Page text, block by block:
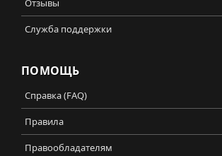
Отзывы
Служба поддержки
ПОМОЩЬ
Справка (FAQ)
Правила
Правообладателям